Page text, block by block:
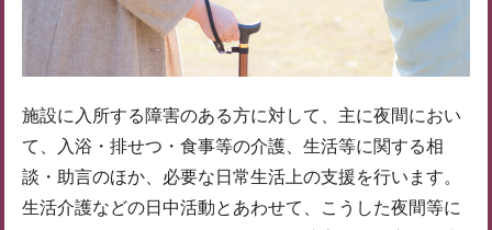
施設に入所する障害のある方に対して、主に夜間におい
て、入浴・排せつ・食事等の介護、生活等に関する相
談・助言のほか、必要な日常生活上の支援を行います。
生活介護などの日中活動とあわせて、こうした夜間等に